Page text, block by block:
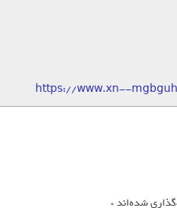
https://www.xn--
شده‌اند*